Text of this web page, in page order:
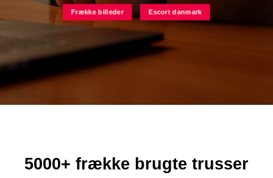
Frække billeder Escort danmark
5000+ frække brugte trusser